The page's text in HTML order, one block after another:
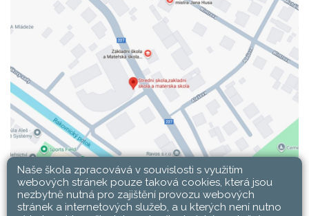
Naše škola zpracovává v souvislosti s využitím
webových stránek pouze taková cookies, která jsou
nezbytně nutná pro zajištění provozu webových
stránek a internetových služeb, a u kterých není nutno